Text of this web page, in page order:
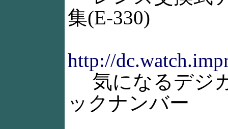
集(E-330)
http://
気になるデジ
ックナンバー